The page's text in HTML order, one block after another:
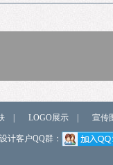
LOGO展示 宣传
计客户QQ群：